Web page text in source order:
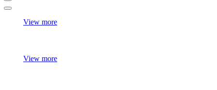
View more
View more